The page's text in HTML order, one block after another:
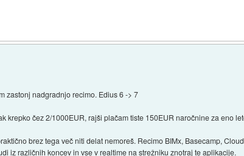
zastonj nadgradnjo recimo. Edius 6 -> 7
krepko čez 2/1000EUR, rajši plačam tiste 150EUR naročnine za eno
brez tega več niti delat nemoreš. Recimo BIMx, Basecamp,
iz različnih koncev in vse v realtime na strežniku znotraj te aplikacije.